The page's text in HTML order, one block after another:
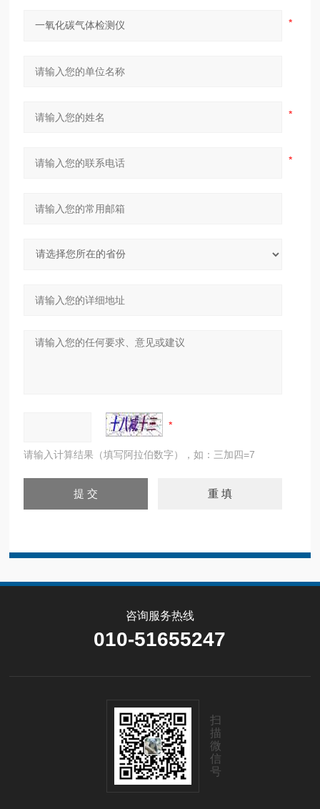
请输入计算结果（填写阿拉伯数字），如：三加四=7
咨询服务热线
010-51655247
扫
描
微
信
号